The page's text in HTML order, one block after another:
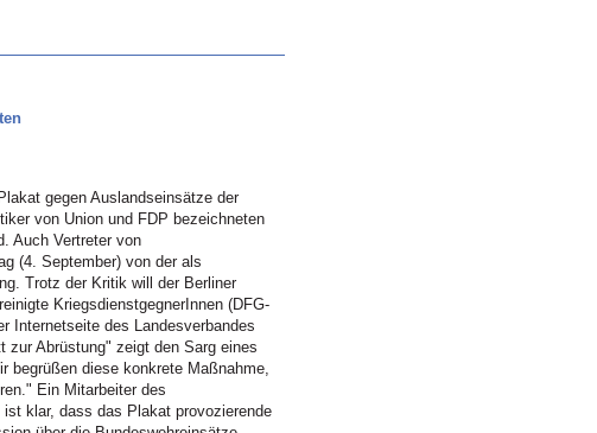
gegen Auslandseinsätze der
von Union und FDP bezeichneten
Auch Vertreter von
(4. September) von der als
Trotz der Kritik will der Berliner
KriegsdienstgegnerInnen (DFG-
Internetseite des Landesverbandes
zur Abrüstung" zeigt den Sarg eines
begrüßen diese konkrete Maßnahme,
Ein Mitarbeiter des
klar, dass das Plakat provozierende